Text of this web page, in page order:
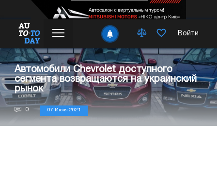
Войти
Автомобили Chevrolet доступного
сегмента возвращаются на украинский
рынок
0 07 Июня 2021